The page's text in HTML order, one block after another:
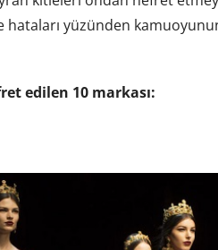
hataları yüzünden
edilen 10 markası: